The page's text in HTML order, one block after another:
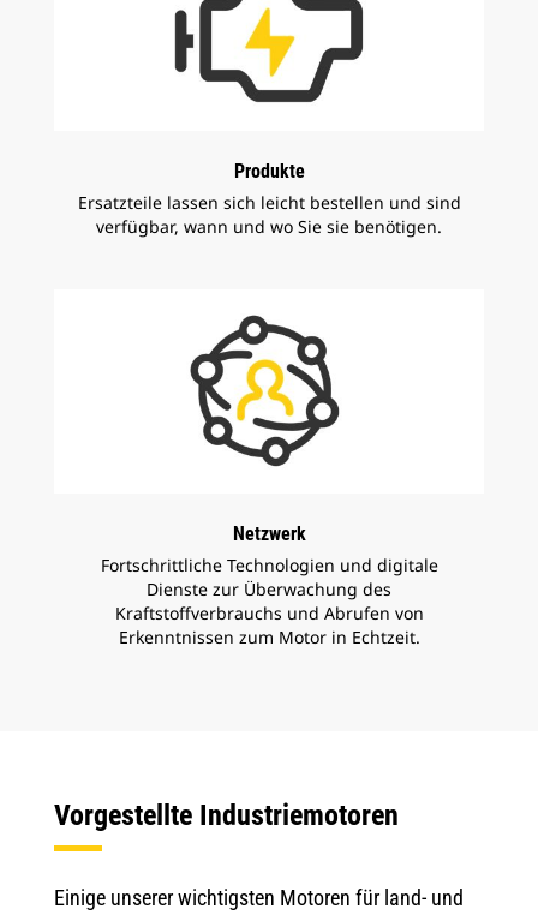
Produkte
Ersatzteile lassen sich leicht bestellen und sind
verfügbar, wann und wo Sie sie benötigen.
Netzwerk
Fortschrittliche Technologien und digitale
Dienste zur Überwachung des
Kraftstoffverbrauchs und Abrufen von
Erkenntnissen zum Motor in Echtzeit.
Vorgestellte Industriemotoren
Einige unserer wichtigsten Motoren für land- und